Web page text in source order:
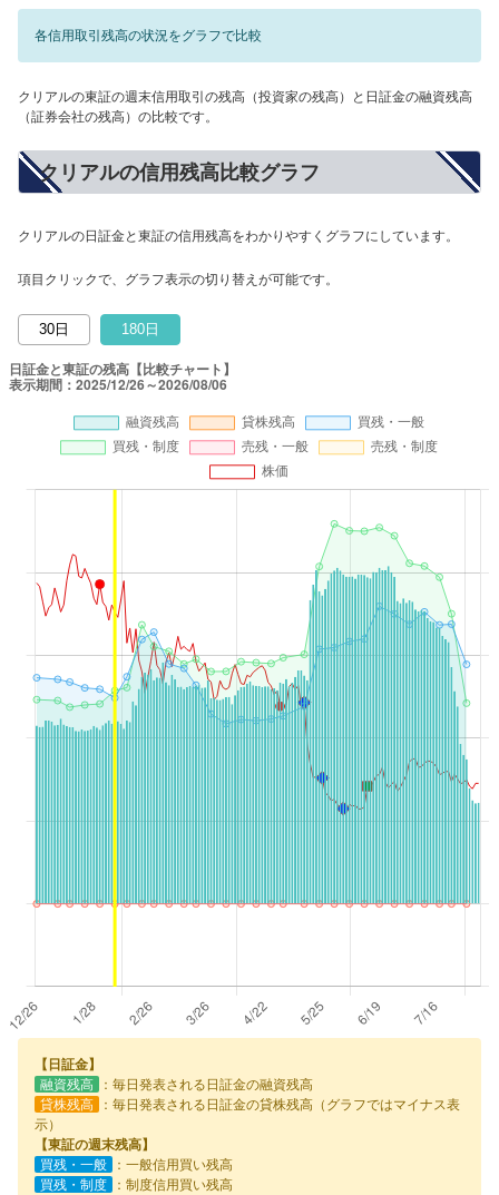
各信用取引残高の状況をグラフで比較
クリアルの東証の週末信用取引の残高（投資家の残高）と日証金の融資残高
（証券会社の残高）の比較です。
クリアルの信用残高比較グラフ
クリアルの日証金と東証の信用残高をわかりやすくグラフにしています。
項目クリックで、グラフ表示の切り替えが可能です。
30日 180日
【日証金】
融資残高
：毎日発表される日証金の融資残高
貸株残高
：毎日発表される日証金の貸株残高（グラフではマイナス表
示）
【東証の週末残高】
買残・一般
：一般信用買い残高
買残・制度
：制度信用買い残高